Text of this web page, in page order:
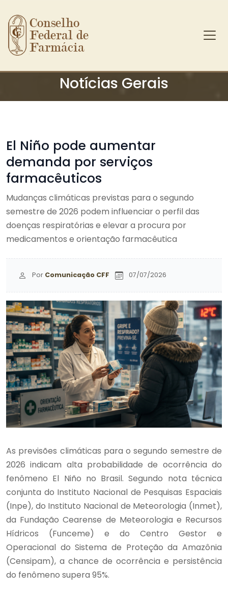
Ir para o conteúdo principal
Conselho
Federal de
Farmácia
Notícias Gerais
El Niño pode aumentar
demanda por serviços
farmacêuticos
Mudanças climáticas previstas para o segundo
semestre de 2026 podem influenciar o perfil das
doenças respiratórias e elevar a procura por
medicamentos e orientação farmacêutica
Por Comunicação CFF 07/07/2026
As previsões climáticas para o segundo semestre de
2026 indicam alta probabilidade de ocorrência do
fenômeno El Niño no Brasil. Segundo nota técnica
conjunta do Instituto Nacional de Pesquisas Espaciais
(Inpe), do Instituto Nacional de Meteorologia (Inmet),
da Fundação Cearense de Meteorologia e Recursos
Hídricos (Funceme) e do Centro Gestor e
Operacional do Sistema de Proteção da Amazônia
(Censipam), a chance de ocorrência e persistência
do fenômeno supera 95%.